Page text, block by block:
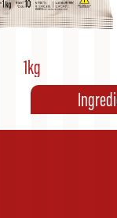
1kg